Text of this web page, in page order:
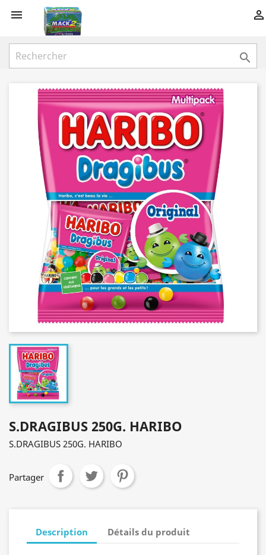
 

S.DRAGIBUS 250G. HARIBO
S.DRAGIBUS 250G. HARIBO
Partager
Description Détails du produit